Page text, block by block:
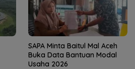
SAPA Minta Baitul Mal Aceh
Buka Data Bantuan Modal
Usaha 2026